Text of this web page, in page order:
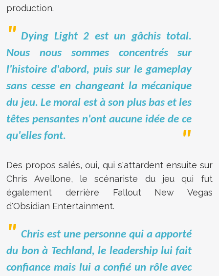
production.
Dying Light 2 est un gâchis total.
Nous nous sommes concentrés sur
l'histoire d'abord, puis sur le gameplay
sans cesse en changeant la mécanique
du jeu. Le moral est à son plus bas et les
têtes pensantes n'ont aucune idée de ce
qu'elles font.
Des propos salés, oui, qui s'attardent ensuite sur
Chris Avellone, le scénariste du jeu qui fut
également derrière Fallout New Vegas
d'Obsidian Entertainment.
Chris est une personne qui a apporté
du bon à Techland, le leadership lui fait
confiance mais lui a confié un rôle avec